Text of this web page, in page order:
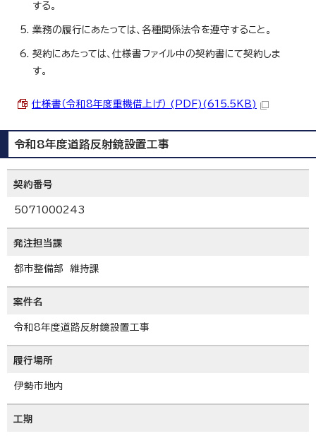
する。
業務の履行にあたっては、各種関係法令を遵守すること。
契約にあたっては、仕様書ファイル中の契約書にて契約しま
す。
仕様書（令和8年度重機借上げ） (PDF)(615.5KB)
令和8年度道路反射鏡設置工事
契約番号
5071000243
発注担当課
都市整備部 維持課
案件名
令和8年度道路反射鏡設置工事
履行場所
伊勢市地内
工期